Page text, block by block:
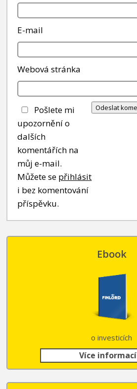
E-mail
Webová stránka
Pošlete mi
upozornění o
dalších
komentářích na
můj e-mail.
Můžete se přihlásit
i bez komentování
příspěvku.
Ebook
o investicích
Více informací